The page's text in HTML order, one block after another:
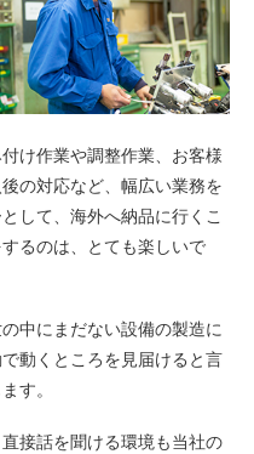
け作業や調整作業、お客様
の対応など、幅広い業務を
して、海外へ納品に行くこ
るのは、とても楽しいで
中にまだない設備の製造に
動くところを見届けると言
す。
接話を聞ける環境も当社の